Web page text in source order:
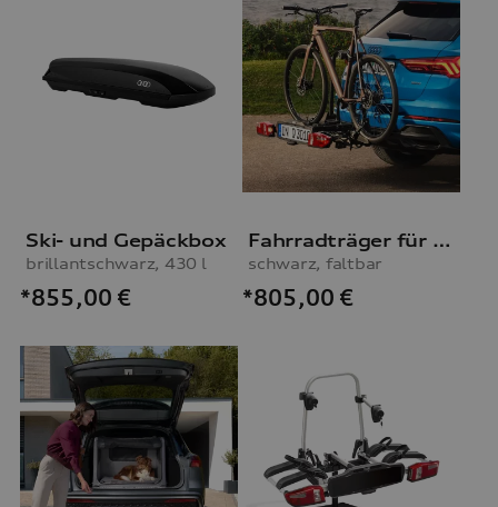
Ski- und Gepäckbox
brillantschwarz, 430 l
*855,00 €
Fahrradträger für die Anhängevorrichtung
schwarz, faltbar
*805,00 €